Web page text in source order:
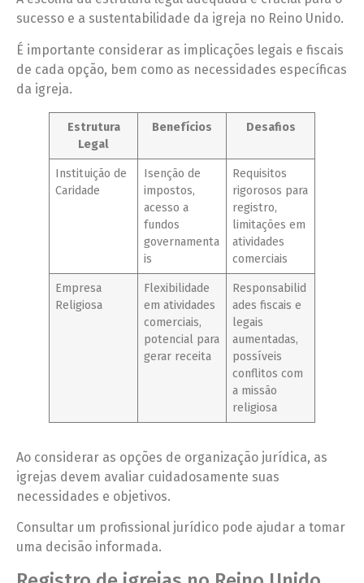
sucesso e a sustentabilidade da igreja no Reino Unido.
É importante considerar as implicações legais e fiscais
de cada opção, bem como as necessidades específicas
da igreja.
Estrutura
Legal
Benefícios Desafios
Instituição de
Caridade
Isenção de
impostos,
acesso a
fundos
governamenta
is
Requisitos
rigorosos para
registro,
limitações em
atividades
comerciais
Empresa
Religiosa
Flexibilidade
em atividades
comerciais,
potencial para
gerar receita
Responsabilid
ades fiscais e
legais
aumentadas,
possíveis
conflitos com
a missão
religiosa
Ao considerar as opções de organização jurídica, as
igrejas devem avaliar cuidadosamente suas
necessidades e objetivos.
Consultar um profissional jurídico pode ajudar a tomar
uma decisão informada.